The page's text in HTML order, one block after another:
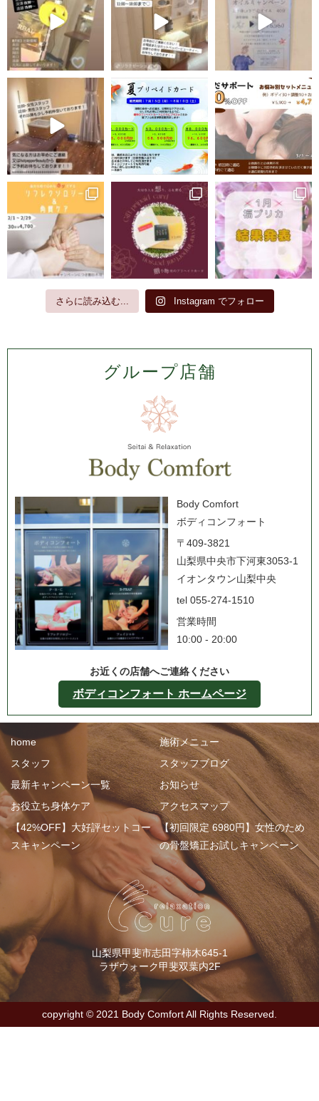
さらに読み込む... Instagram でフォロー
グループ店舗
Body Comfort
ボディコンフォート
〒409-3821
山梨県中央市下河東3053-1
イオンタウン山梨中央
tel 055-274-1510
営業時間
10:00 - 20:00
お近くの店舗へご連絡ください
ボディコンフォート ホームページ
home
施術メニュー
スタッフ
スタッフブログ
最新キャンペーン一覧
お知らせ
お役立ち身体ケア
アクセスマップ
【42%OFF】大好評セットコー
スキャンペーン
【初回限定 6980円】女性のため
の骨盤矯正お試しキャンペーン
山梨県甲斐市志田字柿木645-1
ラザウォーク甲斐双葉内2F
copyright ©︎ 2021 Body Comfort All Rights Reserved.